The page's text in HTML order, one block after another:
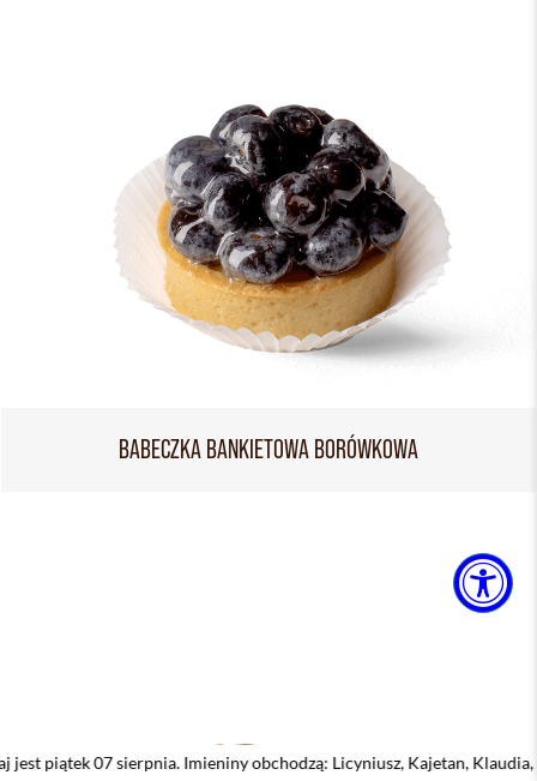
BABECZKA BANKIETOWA BORÓWKOWA
Imieniny obchodzą: Licyniusz, Kajetan, Klaudia, Dobiemir, Dorota,